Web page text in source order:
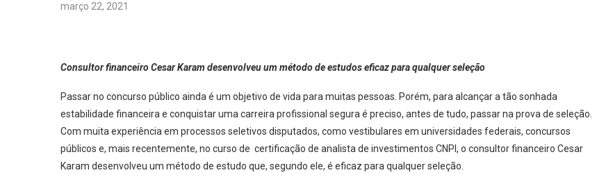
março 22, 2021
Consultor financeiro Cesar Karam desenvolveu um método de estudos eficaz para qualquer seleção
Passar no concurso público ainda é um objetivo de vida para muitas pessoas. Porém, para alcançar a tão sonhada
estabilidade financeira e conquistar uma carreira profissional segura é preciso, antes de tudo, passar na prova de seleção.
Com muita experiência em processos seletivos disputados, como vestibulares em universidades federais, concursos
públicos e, mais recentemente, no curso de certificação de analista de investimentos CNPI, o consultor financeiro Cesar
Karam desenvolveu um método de estudo que, segundo ele, é eficaz para qualquer seleção.